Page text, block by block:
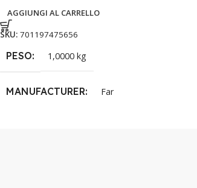
AGGIUNGI AL CARRELLO
SKU: 701197475656
PESO 1,0000 kg
MANUFACTURER Far